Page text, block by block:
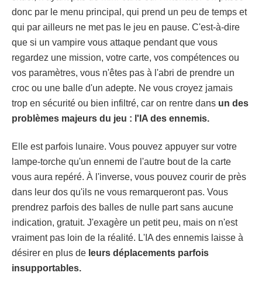
donc par le menu principal, qui prend un peu de temps et
qui par ailleurs ne met pas le jeu en pause. C'est-à-dire
que si un vampire vous attaque pendant que vous
regardez une mission, votre carte, vos compétences ou
vos paramètres, vous n'êtes pas à l'abri de prendre un
croc ou une balle d'un adepte. Ne vous croyez jamais
trop en sécurité ou bien infiltré, car on rentre dans un des
problèmes majeurs du jeu : l'IA des ennemis.
Elle est parfois lunaire. Vous pouvez appuyer sur votre
lampe-torche qu'un ennemi de l'autre bout de la carte
vous aura repéré. À l'inverse, vous pouvez courir de près
dans leur dos qu'ils ne vous remarqueront pas. Vous
prendrez parfois des balles de nulle part sans aucune
indication, gratuit. J'exagère un petit peu, mais on n'est
vraiment pas loin de la réalité. L'IA des ennemis laisse à
désirer en plus de leurs déplacements parfois
insupportables.